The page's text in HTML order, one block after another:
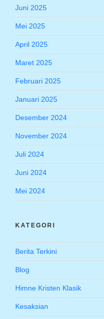
Juni 2025
Mei 2025
April 2025
Maret 2025
Februari 2025
Januari 2025
Desember 2024
November 2024
Juli 2024
Juni 2024
Mei 2024
KATEGORI
Berita Terkini
Blog
Himne Kristen Klasik
Kesaksian